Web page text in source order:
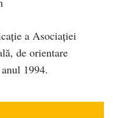
a Asociaţiei
de orientare
1994.